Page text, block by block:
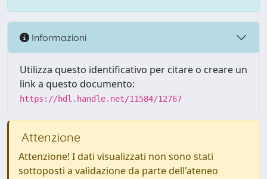
Informazioni
Utilizza questo identificativo per citare o creare un
link a questo documento:
https://hdl.handle.net/11584/12767
Attenzione
Attenzione! I dati visualizzati non sono stati
sottoposti a validazione da parte dell'ateneo